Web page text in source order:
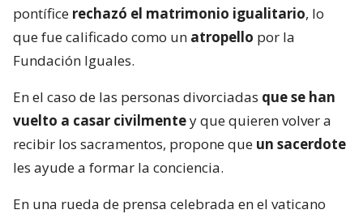
pontífice rechazó el matrimonio igualitario, lo
que fue calificado como un atropello por la
Fundación Iguales.
En el caso de las personas divorciadas que se han
vuelto a casar civilmentey que quieren volver a
recibir los sacramentos, propone que un sacerdote
les ayude a formar la conciencia.
En una rueda de prensa celebrada en el vaticano